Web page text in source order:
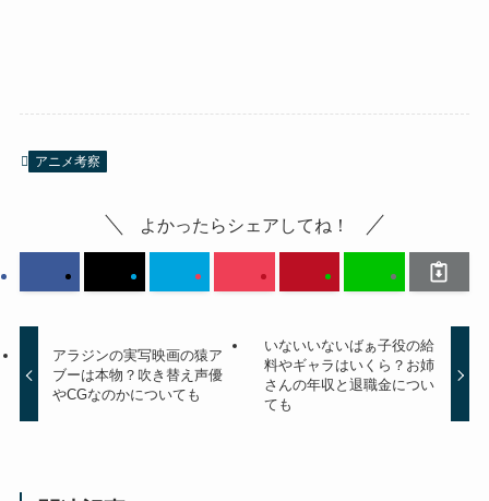
アニメ考察
よかったらシェアしてね！
アラジンの実写映画の猿ア
ブーは本物？吹き替え声優
やCGなのかについても
いないいないばぁ子役の給
料やギャラはいくら？お姉
さんの年収と退職金につい
ても